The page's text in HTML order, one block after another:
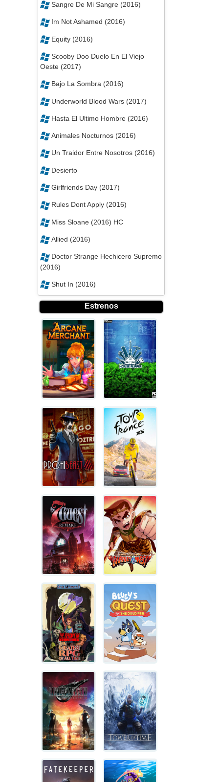
Sangre De Mi Sangre (2016)
Im Not Ashamed (2016)
Equity (2016)
Scooby Doo Duelo En El Viejo
Oeste (2017)
Bajo La Sombra (2016)
Underworld Blood Wars (2017)
Hasta El Ultimo Hombre (2016)
Animales Nocturnos (2016)
Un Traidor Entre Nosotros (2016)
Desierto
Girlfriends Day (2017)
Rules Dont Apply (2016)
Miss Sloane (2016) HC
Allied (2016)
Doctor Strange Hechicero Supremo
(2016)
Shut In (2016)
Estrenos